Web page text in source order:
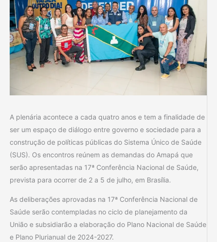
A plenária acontece a cada quatro anos e tem a finalidade de
ser um espaço de diálogo entre governo e sociedade para a
construção de políticas públicas do Sistema Único de Saúde
(SUS). Os encontros reúnem as demandas do Amapá que
serão apresentadas na 17ª Conferência Nacional de Saúde,
prevista para ocorrer de 2 a 5 de julho, em Brasília.
As deliberações aprovadas na 17ª Conferência Nacional de
Saúde serão contempladas no ciclo de planejamento da
União e subsidiarão a elaboração do Plano Nacional de Saúde
e Plano Plurianual de 2024-2027.